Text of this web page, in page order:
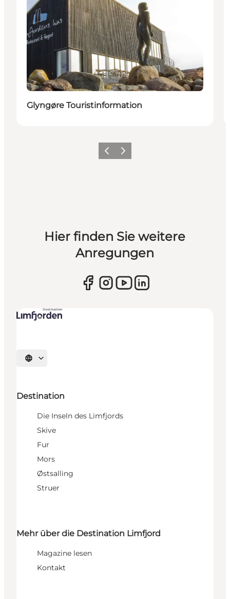
Glyngøre Touristinformation
Vorherige Folie
Nächste Folie
Hier finden Sie weitere
Anregungen
Sprache auswählen
Destination
Die Inseln des Limfjords
Skive
Fur
Mors
Østsalling
Struer
Mehr über die Destination Limfjord
Magazine lesen
Kontakt